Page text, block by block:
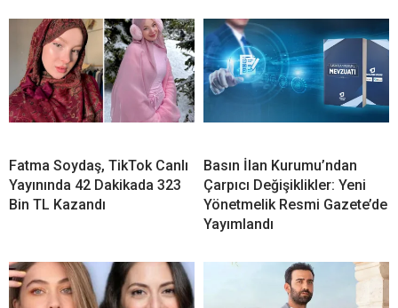
Fatma Soydaş, TikTok Canlı
Yayınında 42 Dakikada 323
Bin TL Kazandı
Basın İlan Kurumu’ndan
Çarpıcı Değişiklikler: Yeni
Yönetmelik Resmi Gazete’de
Yayımlandı